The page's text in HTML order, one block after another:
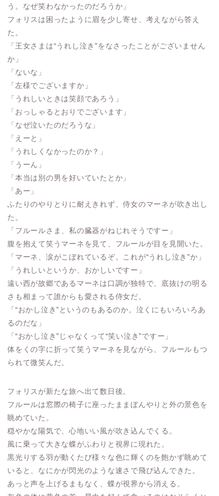
う。なぜ笑わなかったのだろうか」
フォリスは困ったように眉を少し寄せ、考えながら答え
た。
「王女さまは“うれし泣き”をなさったことがございません
か」
「ないな」
「左様でございますか」
「うれしいときは笑顔であろう」
「おっしゃるとおりでございます」
「なぜ泣いたのだろうな」
「えーと」
「うれしくなかったのか？」
「うーん」
「本当は別の男を好いていたとか」
「あー」
ふたりのやりとりに耐えきれず、侍女のマーネが吹き出し
た。
「フルールさま、私の臓器がねじれそうですー」
腹を抱えて笑うマーネを見て、フルールが目を見開いた。
「マーネ、涙がこぼれているぞ。これが“うれし泣き”か」
「うれしいというか、おかしいですー」
遠い西が故郷であるマーネは口調が独特で、底抜けの明る
さも相まって誰からも愛される侍女だ。
「“おかし泣き”というのもあるのか。泣くにもいろいろあ
るのだな」
「“おかし泣き”じゃなくって“笑い泣き”ですー」
体をくの字に折って笑うマーネを見ながら、フルールもつ
られて微笑んだ。
フォリスが新たな旅へ出て数日後。
フルールは窓際の椅子に座ったままぼんやりと外の景色を
眺めていた。
穏やかな陽気で、心地いい風が吹き込んでくる。
風に乗って大きな蝶がふわりと視界に現れた。
黒光りする羽が動くたび様々な色に輝くのを飽かず眺めて
いると、なにかが閃光のような速さで飛び込んできた。
あっと声を上げるまもなく、蝶が視界から消える。